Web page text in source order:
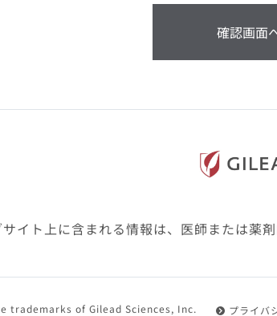
第２条（会員）
1.会員とは、医療関係者の方で
4.会員は、設置した機器がギリ
設定により本サービスの利用が
5.会員は、登録した会員情報に
確認画面
イト上に含まれる情報は、医師または薬
trademarks of Gilead Sciences, Inc. プライバ